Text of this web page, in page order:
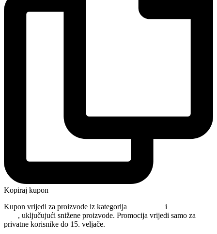
Kopiraj kupon
Kupon vrijedi za proizvode iz kategorija
i
, uključujući snižene proizvode. Promocija vrijedi samo za
privatne korisnike do 15. veljače.